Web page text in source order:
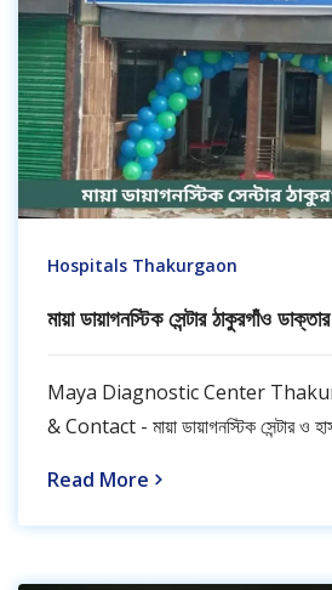
Hospitals Thakurgaon
মায়া ডায়াগনস্টিক সেন্টার ঠাকুরগাঁও
Maya Diagnostic Center
& Contact - মায়া ডায়াগনস্টিক সেন্টার ও
Read More